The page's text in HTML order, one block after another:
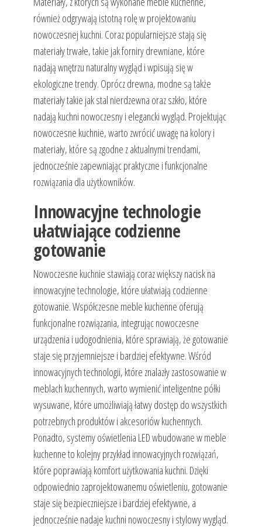
również odgrywają istotną rolę w projektowaniu
nowoczesnej kuchni. Coraz popularniejsze stają się
materiały trwałe, takie jak forniry drewniane, które
nadają wnętrzu naturalny wygląd i wpisują się w
ekologiczne trendy. Oprócz drewna, modne są także
materiały takie jak stal nierdzewna oraz szkło, które
nadają kuchni nowoczesny i elegancki wygląd. Projektując
nowoczesne kuchnie, warto zwrócić uwagę na kolory i
materiały, które są zgodne z aktualnymi trendami,
jednocześnie zapewniając praktyczne i funkcjonalne
rozwiązania dla użytkowników.
Innowacyjne technologie
ułatwiające codzienne
gotowanie
Nowoczesne kuchnie stawiają coraz większy nacisk na
innowacyjne technologie, które ułatwiają codzienne
gotowanie. Współczesne meble kuchenne oferują
funkcjonalne rozwiązania, integrując nowoczesne
urządzenia i udogodnienia, które sprawiają, że gotowanie
staje się przyjemniejsze i bardziej efektywne. Wśród
innowacyjnych technologii, które znalazły zastosowanie w
meblach kuchennych, warto wymienić inteligentne półki
wysuwane, które umożliwiają łatwy dostęp do wszystkich
potrzebnych produktów i akcesoriów kuchennych.
Ponadto, systemy oświetlenia LED wbudowane w meble
kuchenne to kolejny przykład innowacyjnych rozwiązań,
które poprawiają komfort użytkowania kuchni. Dzięki
odpowiednio zaprojektowanemu oświetleniu, gotowanie
staje się bezpieczniejsze i bardziej efektywne, a
jednocześnie nadaje kuchni nowoczesny i stylowy wygląd.